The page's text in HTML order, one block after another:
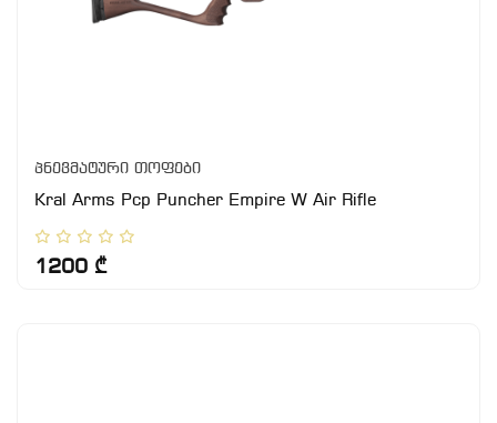
პნევმატური თოფები
Kral Arms Pcp Puncher Empire W Air Rifle
1200 ₾